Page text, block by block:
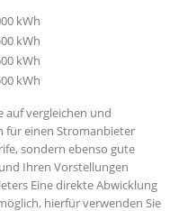
kWh
kWh
kWh
kWh
auf vergleichen und
für einen Stromanbieter
sondern ebenso gute
Ihren Vorstellungen
Eine direkte Abwicklung
hierfür verwenden Sie